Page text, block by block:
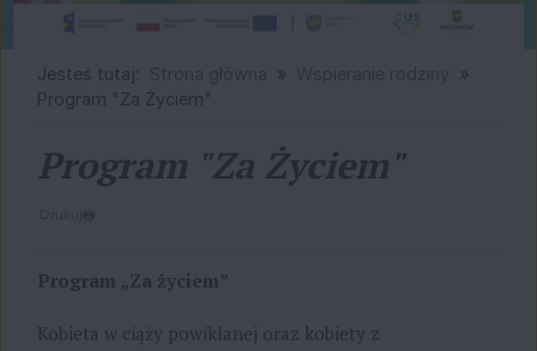
Jesteś tutaj: Strona główna
Wspieranie rodziny
Program "Za Życiem"
Program "Za Życiem"
Program „Za życiem”
Kobieta w ciąży powikłanej oraz kobiety z